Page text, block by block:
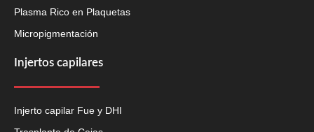
Plasma Rico en Plaquetas
Micropigmentación
Injertos capilares
Injerto capilar Fue y DHI